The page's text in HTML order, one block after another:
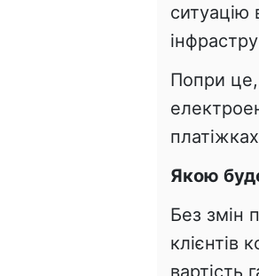
ситуацію
Попри
Якою
Без змін
клієнтів
вартість